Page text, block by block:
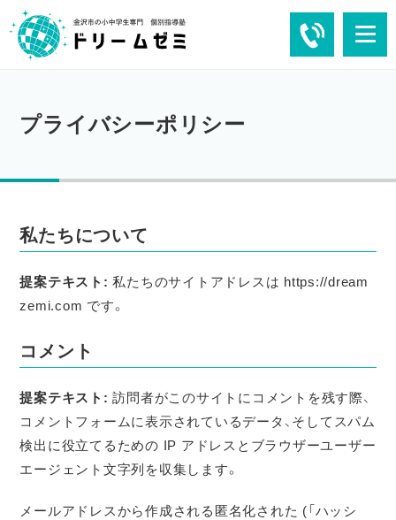
プライバシーポリシー
私たちについて
提案テキスト:私たちのサイトアドレスは https://dream
zemi.com です。
コメント
提案テキスト:訪問者がこのサイトにコメントを残す際、
コメントフォームに表示されているデータ、そしてスパム
検出に役立てるための IP アドレスとブラウザーユーザー
エージェント文字列を収集します。
メールアドレスから作成される匿名化された (「ハッシ